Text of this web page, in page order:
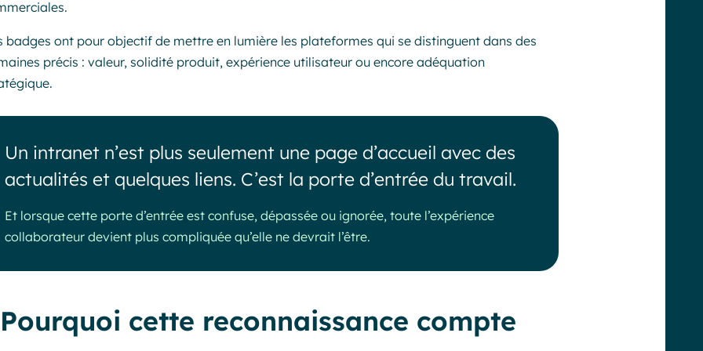
badges ont pour objectif de mettre en lumière les plateformes qui se distinguent dans des
précis : valeur, solidité produit, expérience utilisateur ou encore adéquation
Un intranet n’est plus seulement une page d’accueil avec des
actualités et quelques liens. C’est la porte d’entrée du travail.
Et lorsque cette porte d’entrée est confuse, dépassée ou ignorée, toute l’expérience
collaborateur devient plus compliquée qu’elle ne devrait l’être.
Pourquoi cette reconnaissance compte